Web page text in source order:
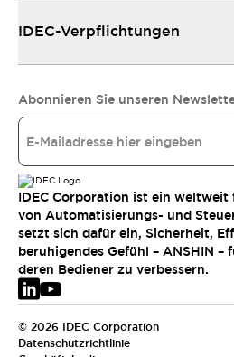
IDEC-Verpflichtungen
Abonnieren Sie unseren
IDEC Corporation ist ein
von Automatisierungs- und
setzt sich dafür ein, Sicherheit,
beruhigendes Gefühl – ANSHIN –
deren Bediener zu verbessern.
© 2026 IDEC Corporation
Datenschutzrichtlinie